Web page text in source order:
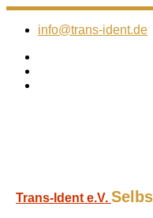
Zum
Inhalt
info@trans-ident.de
Trans-Ident e.V.